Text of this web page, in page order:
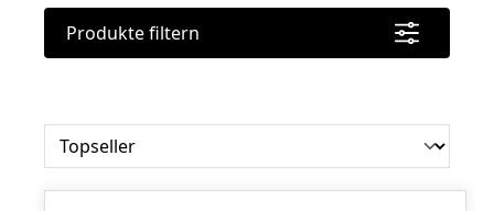
Produkte filtern